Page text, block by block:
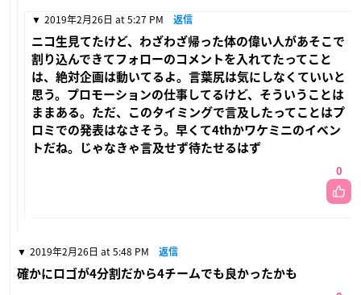
2019年2月26日 at 5:27 PM 返信
ニコ生見てたけど、わざわざ帰った体の偉い人があそこで
割り込んできてフォローのコメントを入れてたってこと
は、絶対企画は動いてるよ。言葉尻は気にしなくていいと
思う。プロモーションの仕事してるけど、そういうことは
ままある。ただ、このタイミングで言及したってことはプ
ロミでの発表はなさそう。早くて4thかワケミニのイベン
トだね。じゃなきゃ言及せず待たせるはず
0
2019年2月26日 at 5:48 PM 返信
確かにロゴが4分割だから4チームでも良かったかも